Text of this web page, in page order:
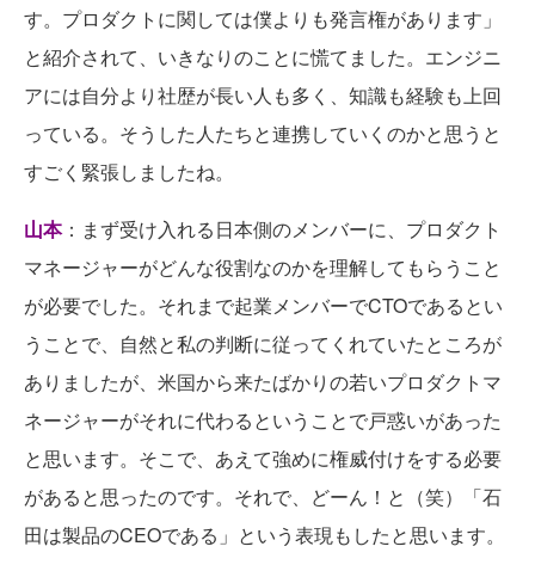
す。プロダクトに関しては僕よりも発言権があります」
と紹介されて、いきなりのことに慌てました。エンジニ
アには自分より社歴が長い人も多く、知識も経験も上回
っている。そうした人たちと連携していくのかと思うと
すごく緊張しましたね。
山本：まず受け入れる日本側のメンバーに、プロダクト
マネージャーがどんな役割なのかを理解してもらうこと
が必要でした。それまで起業メンバーでCTOであるとい
うことで、自然と私の判断に従ってくれていたところが
ありましたが、米国から来たばかりの若いプロダクトマ
ネージャーがそれに代わるということで戸惑いがあった
と思います。そこで、あえて強めに権威付けをする必要
があると思ったのです。それで、どーん！と（笑）「石
田は製品のCEOである」という表現もしたと思います。